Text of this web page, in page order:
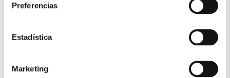
Preferencias
Estadística
Marketing
Técnico de Oficina Técnica y Laboratorios en
Automáticas.